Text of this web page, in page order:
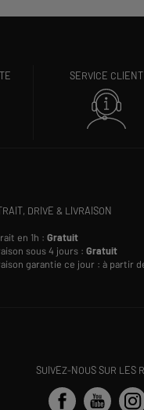
SERVICE CLIENT
DRIVE & LIVRAISON
en 1h :Gratuit
sous 4 jours :Gratuit
garantie ce jour : à partir
SUIVEZ-NOUS SUR LES